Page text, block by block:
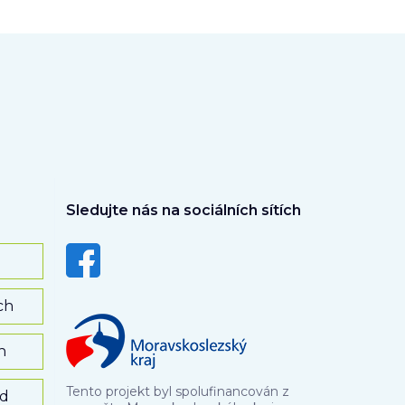
Sledujte nás na sociálních sítích
Tento projekt byl spolufinancován z